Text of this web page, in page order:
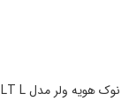
نوک هویه ولر مدل LT L